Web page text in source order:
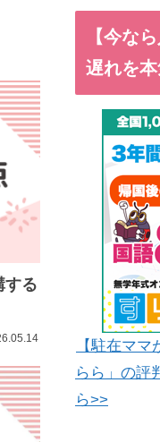
する
【今な
遅れを本
【駐在マ
らら」の評
ら>>